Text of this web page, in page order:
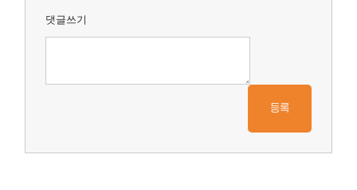
댓글쓰기
등록